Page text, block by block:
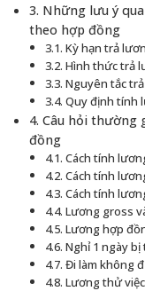
3. Những lưu ý
theo hợp đồng
3.1. Kỳ hạn trả
3.2. Hình thức trả
3.3. Nguyên tắc
3.4. Quy định
4. Câu hỏi
đồng
4.1. Cách tính
4.2. Cách tính
4.3. Cách tính
4.4. Lương gross
4.5. Lương hợp
4.6. Nghỉ 1 ngày
4.7. Đi làm không
4.8. Lương thử